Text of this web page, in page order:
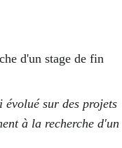
d'un stage de fin
évolué sur des projets
à la recherche d'un